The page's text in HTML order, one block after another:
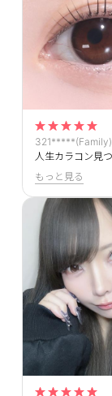
321*****(Family)
もっと見る